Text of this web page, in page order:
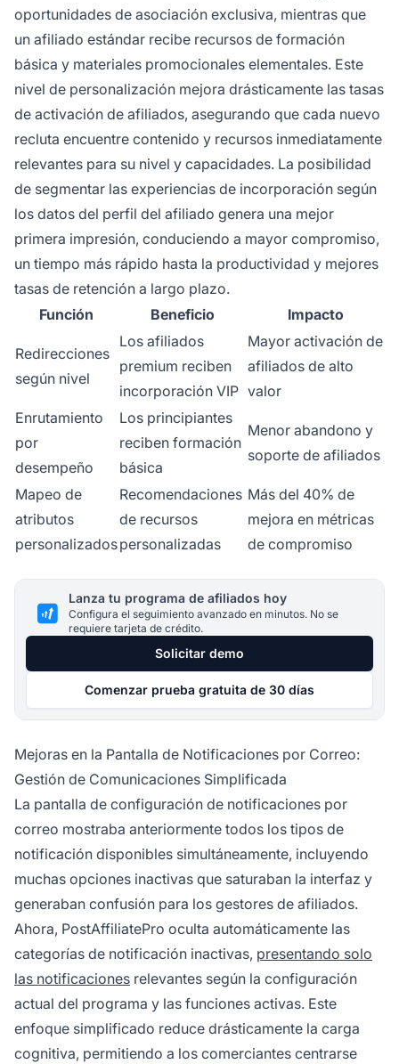
oportunidades de asociación exclusiva, mientras que
un afiliado estándar recibe recursos de formación
básica y materiales promocionales elementales. Este
nivel de personalización mejora drásticamente las tasas
de activación de afiliados, asegurando que cada nuevo
recluta encuentre contenido y recursos inmediatamente
relevantes para su nivel y capacidades. La posibilidad
de segmentar las experiencias de incorporación según
los datos del perfil del afiliado genera una mejor
primera impresión, conduciendo a mayor compromiso,
un tiempo más rápido hasta la productividad y mejores
tasas de retención a largo plazo.
Función
Beneficio Impacto
Redirecciones
según nivel
Los afiliados
premium reciben
incorporación VIP
Mayor activación de
afiliados de alto
valor
Enrutamiento
por
desempeño
Los principiantes
reciben formación
básica
Menor abandono y
soporte de afiliados
Mapeo de
atributos
personalizados
Recomendaciones
de recursos
personalizadas
Más del 40% de
mejora en métricas
de compromiso
Lanza tu programa de afiliados hoy
Configura el seguimiento avanzado en minutos. No se
requiere tarjeta de crédito.
Solicitar demo
Comenzar prueba gratuita de 30 días
Mejoras en la Pantalla de Notificaciones por Correo:
Gestión de Comunicaciones Simplificada
La pantalla de configuración de notificaciones por
correo mostraba anteriormente todos los tipos de
notificación disponibles simultáneamente, incluyendo
muchas opciones inactivas que saturaban la interfaz y
generaban confusión para los gestores de afiliados.
Ahora, PostAffiliatePro oculta automáticamente las
categorías de notificación inactivas, presentando solo
las notificaciones relevantes según la configuración
actual del programa y las funciones activas. Este
enfoque simplificado reduce drásticamente la carga
cognitiva, permitiendo a los comerciantes centrarse